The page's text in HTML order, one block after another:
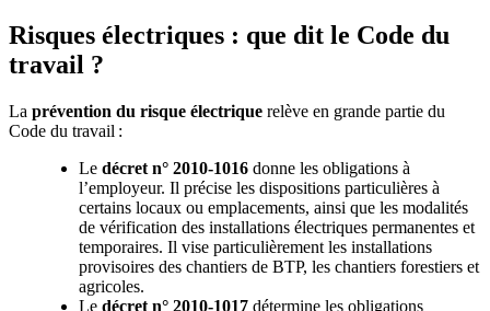
Risques électriques : que dit le Code du
travail ?
La prévention du risque électrique relève en grande partie du
Code du travail :
Le décret n° 2010-1016 donne les obligations à
l’employeur. Il précise les dispositions particulières à
certains locaux ou emplacements, ainsi que les modalités
de vérification des installations électriques permanentes et
temporaires. Il vise particulièrement les installations
provisoires des chantiers de BTP, les chantiers forestiers et
agricoles.
Le décret n° 2010-1017 détermine les obligations